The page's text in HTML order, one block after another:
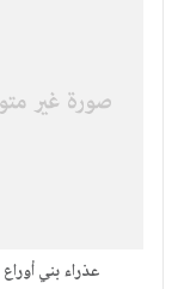
عذراء بني